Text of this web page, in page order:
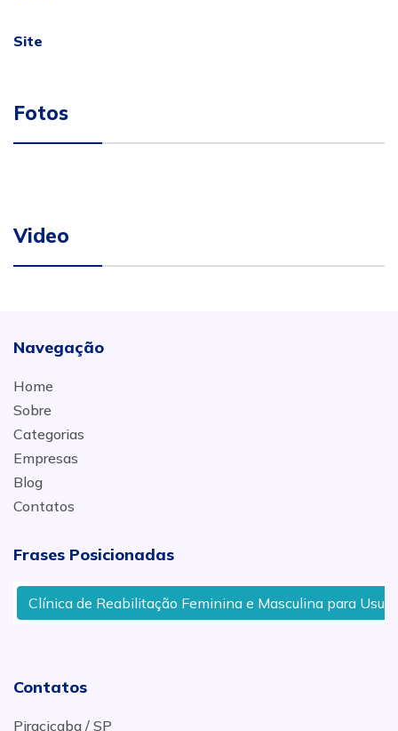
Site
Fotos
Video
Navegação
Home
Sobre
Categorias
Empresas
Blog
Contatos
Frases Posicionadas
Clínica de Reabilitação Feminina e Masculina para
Contatos
Piracicaba / SP